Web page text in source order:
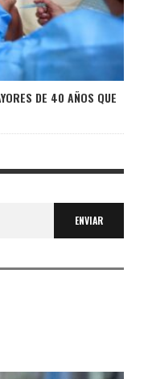
DE 40 AÑOS QUE